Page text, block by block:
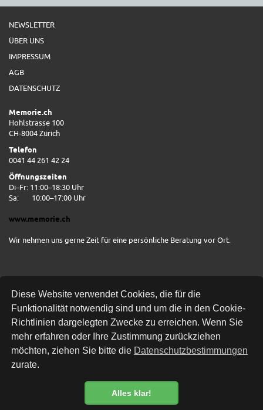
Datenschutzbestimmung
Diese Website verwendet Cookies, die für die
Funktionalität notwendig sind und um die in den Cookie-
Richtlinien dargelegten Zwecke zu erreichen. Wenn Sie
mehr erfahren oder Ihre Zustimmung zurückziehen
möchten, ziehen Sie bitte die Datenschutzbestimmungen
zurate.
Alles klar!
NEWSLETTER
ÜBER UNS
IMPRESSUM
AGB
DATENSCHUTZ
Memorie.ch
Hohlstrasse 100
CH-8004 Zürich
Telefon
0041 44 261 42 24
Öffnungszeiten
Di–Fr: 11:00–18:30 Uhr
Sa:
10:00–17:00 Uhr
www.memorie.ch
Wir nehmen uns gerne Zeit für eine persönliche Beratung vor Ort.
Kostenlose Lieferung